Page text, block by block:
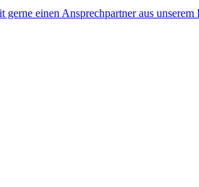
einen Ansprechpartner aus